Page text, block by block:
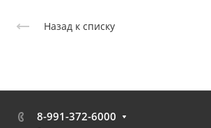
Назад к списку
8-991-372-6000